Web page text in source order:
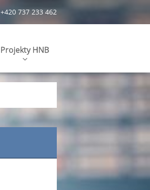
+420 737 233 462
Projekty HNB